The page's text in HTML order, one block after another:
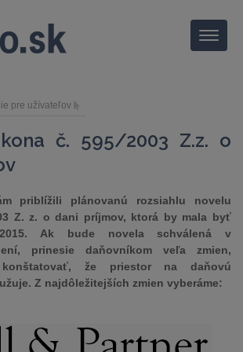
Menu
pre užívateľov
č. 595/2003 Z.z. o
priblížili plánovanú rozsiahlu novelu
Z. z. o dani príjmov, ktorá by mala byť
Ak bude novela schválená v
prinesie daňovníkom veľa zmien,
že priestor na daňovú
Z najdôležitejších zmien vyberáme: